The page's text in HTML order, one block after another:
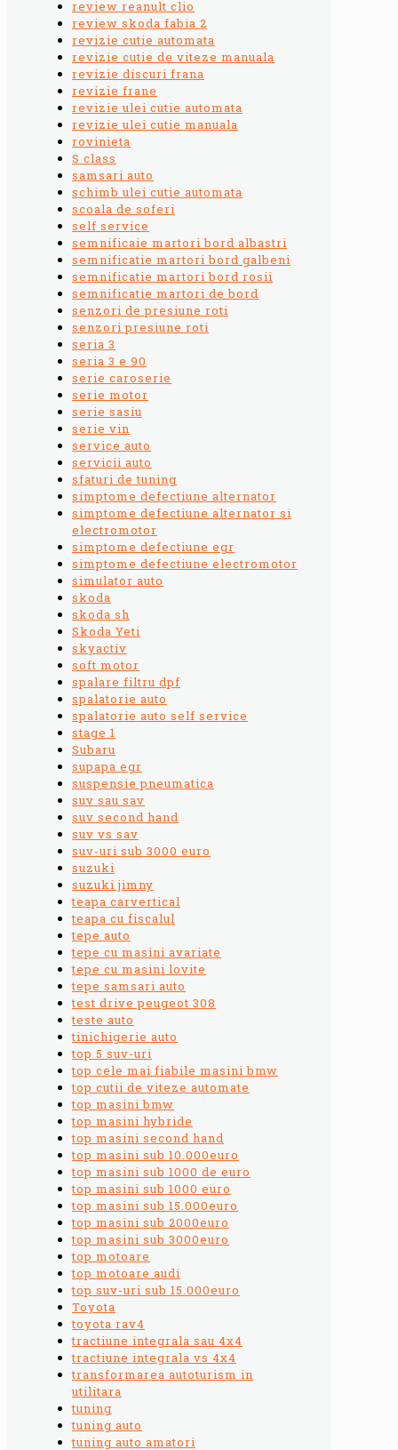
review reanult clio
review skoda fabia 2
revizie cutie automata
revizie cutie de viteze manuala
revizie discuri frana
revizie frane
revizie ulei cutie automata
revizie ulei cutie manuala
rovinieta
S class
samsari auto
schimb ulei cutie automata
scoala de soferi
self service
semnificaie martori bord albastri
semnificatie martori bord galbeni
semnificatie martori bord rosii
semnificatie martori de bord
senzori de presiune roti
senzori presiune roti
seria 3
seria 3 e 90
serie caroserie
serie motor
serie sasiu
serie vin
service auto
servicii auto
sfaturi de tuning
simptome defectiune alternator
simptome defectiune alternator si
electromotor
simptome defectiune egr
simptome defectiune electromotor
simulator auto
skoda
skoda sh
Skoda Yeti
skyactiv
soft motor
spalare filtru dpf
spalatorie auto
spalatorie auto self service
stage 1
Subaru
supapa egr
suspensie pneumatica
suv sau sav
suv second hand
suv vs sav
suv-uri sub 3000 euro
suzuki
suzuki jimny
teapa carvertical
teapa cu fiscalul
tepe auto
tepe cu masini avariate
tepe cu masini lovite
tepe samsari auto
test drive peugeot 308
teste auto
tinichigerie auto
top 5 suv-uri
top cele mai fiabile masini bmw
top cutii de viteze automate
top masini bmw
top masini hybride
top masini second hand
top masini sub 10.000euro
top masini sub 1000 de euro
top masini sub 1000 euro
top masini sub 15.000euro
top masini sub 2000euro
top masini sub 3000euro
top motoare
top motoare audi
top suv-uri sub 15.000euro
Toyota
toyota rav4
tractiune integrala sau 4x4
tractiune integrala vs 4x4
transformarea autoturism in
utilitara
tuning
tuning auto
tuning auto amatori